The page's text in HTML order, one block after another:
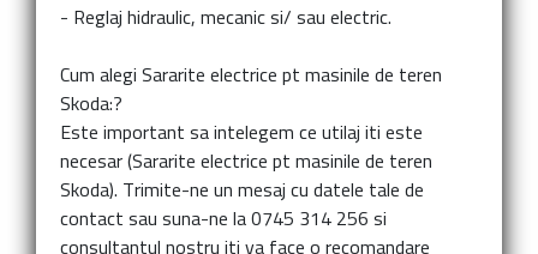
- Reglaj hidraulic, mecanic si/ sau electric.
Cum alegi Sararite electrice pt masinile de teren
Skoda:?
Este important sa intelegem ce utilaj iti este
necesar (Sararite electrice pt masinile de teren
Skoda). Trimite-ne un mesaj cu datele tale de
contact sau suna-ne la 0745 314 256 si
consultantul nostru iti va face o recomandare